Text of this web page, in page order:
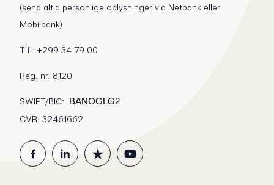
(send altid personlige oplysninger via Netbank eller
Mobilbank)
Tlf.: +299 34 79 00
Reg. nr. 8120
SWIFT/BIC:
BANOGLG2
CVR: 32461662